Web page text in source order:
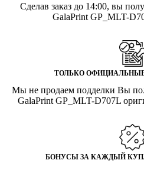
Сделав заказ до 14:00, вы
GalaPrint GP_MLT-
ТОЛЬКО
Мы не продаем подделки Вы
GalaPrint GP_MLT-D707L
БОНУСЫ ЗА КАЖДЫЙ